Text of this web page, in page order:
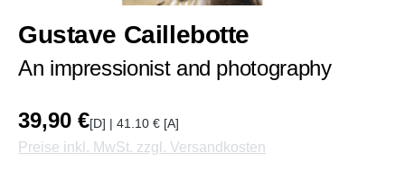
Gustave Caillebotte
An impressionist and photography
39,90 €[D] | 41.10 € [A]
Preise inkl. MwSt. zzgl. Versandkosten